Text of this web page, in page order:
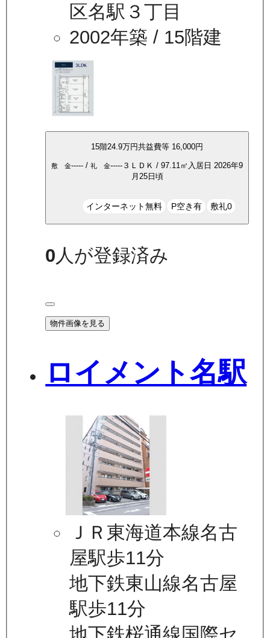
区名駅３丁目
2002年築 / 15階建
15階24.9万円共益費等 16,000円
敷 金----- / 礼 金----- ３ＬＤＫ / 97.11㎡ 入居日 2026年9
月25日頃
インターネット無料 P空き有 敷礼0
0 人が登録済み
物件画像を見る
ロイメント名駅
ＪＲ東海道本線名古
屋駅歩11分
地下鉄東山線名古屋
駅歩11分